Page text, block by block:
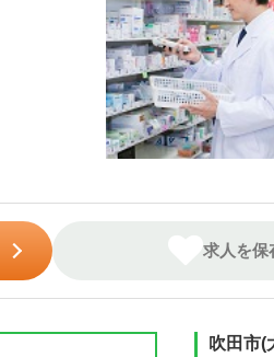
求人を保
吹田市(